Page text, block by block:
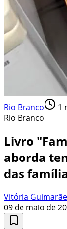
Rio Branco 1
Rio Branco
Livro
aborda
das
Vitória
09 de maio de